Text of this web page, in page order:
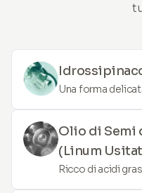
Una forma
promuove il
della pelle
associata al
Olio di Semi
(Linum
Ricco di acidi
riduce